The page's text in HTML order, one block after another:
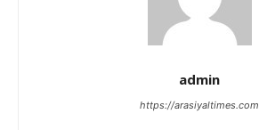
admin
https://arasiyaltimes.com